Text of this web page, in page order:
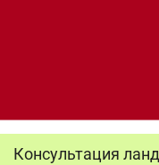
Консультация